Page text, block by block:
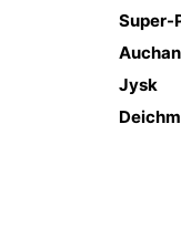
Super-
Jysk